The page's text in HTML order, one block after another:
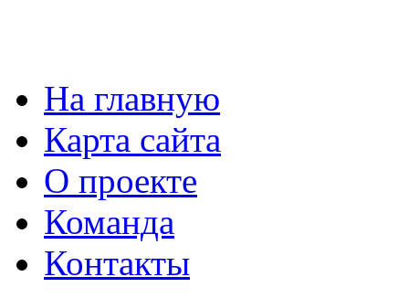
На главную
Карта сайта
О проекте
Команда
Контакты